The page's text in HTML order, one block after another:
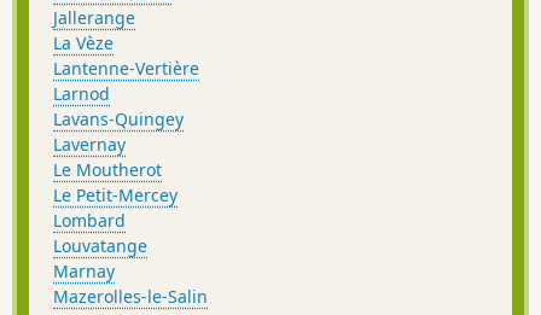
Jallerange
La Vèze
Lantenne-Vertière
Larnod
Lavans-Quingey
Lavernay
Le Moutherot
Le Petit-Mercey
Lombard
Louvatange
Marnay
Mazerolles-le-Salin